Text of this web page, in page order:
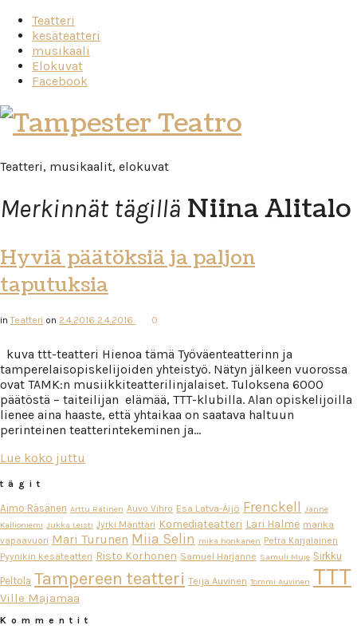
Teatteri
kesäteatteri
musikaali
Elokuvat
Facebook
Tampester
Teatro
Teatteri, musikaalit, elokuvat
Merkinnät tägillä Niina Alitalo
Hyviä päätöksiä ja paljon
taputuksia
inTeatteri on 2.4.2016 2.4.2016 0
kuva ttt-teatteri Hienoa tämä Työväenteatterinn ja
tamperelaisopiskelijoiden yhteistyö. Nätyn jälkeen vuorossa
ovat TAMK:n musiikkiteatterilinjalaiset. Tuloksena 6000
päätöstä – taiteilijan elämää, TTT-klubilla. Alan opiskelijoilla
lienee aina haaste, että yhtaikaa on saatava haltuun
perinteinen teatterintekeminen ja…
Lue koko juttu
tägit
Aimo Räsänen Arttu Ratinen Auvo Vihro Esa Latva-Äijö Frenckell Janne
Kallioniemi Jukka Leisti Jyrki Mänttäri Komediateatteri Lari Halme marika
vapaavuori Mari Turunen Miia Selin mika honkanen Petra Karjalainen
Pyynikin kesäteatteri Risto Korhonen Samuel Harjanne Samuli Muje Sirkku
Peltola Tampereen teatteri Teija Auvinen Tommi Auvinen TTT
Ville Majamaa
Kommentit